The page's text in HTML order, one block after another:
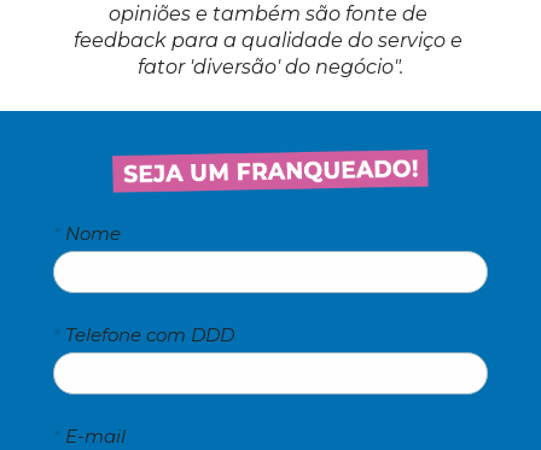
opiniões e também são fonte de
feedback para a qualidade do serviço e
fator 'diversão' do negócio".
* Nome
* Telefone com DDD
* E-mail